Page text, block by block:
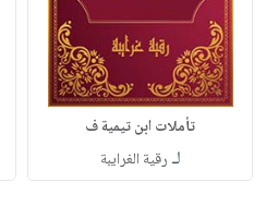
تأملات ابن تيمية ف
لـ رقية الغرايبة